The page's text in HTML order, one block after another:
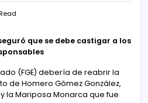
que se debe castigar a los
(FGE) debería de reabrir la
de Homero Gómez González,
la Mariposa Monarca que fue